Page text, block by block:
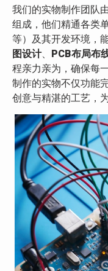
我们的实物制作团队
组成，他们精通各类
等）及其开发环境，
图设计、 PCB布局布
程亲力亲为，确保每
制作的实物不仅功能
创意与精湛的工艺，